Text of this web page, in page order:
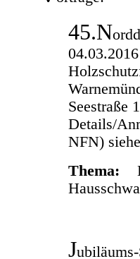
45.N
Seestraße
Details/
NFN)
Thema:
J